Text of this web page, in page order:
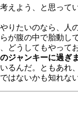
よう、と思ってい
りたいのなら、人
が腹の中で胎動
どうしてもやっ
ジャンキーに過ぎ
るんだ。ともあれ
はないかも知れない